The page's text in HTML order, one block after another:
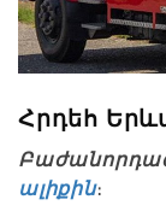
Հրդեհ
ալիքին։